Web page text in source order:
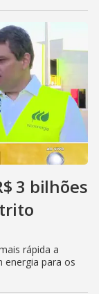
3 bilhões
rápida a
energia para os